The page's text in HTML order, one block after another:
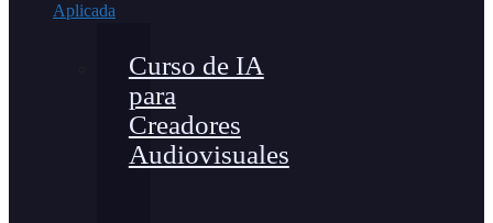
Aplicada
Curso de IA
para
Creadores
Audiovisuales